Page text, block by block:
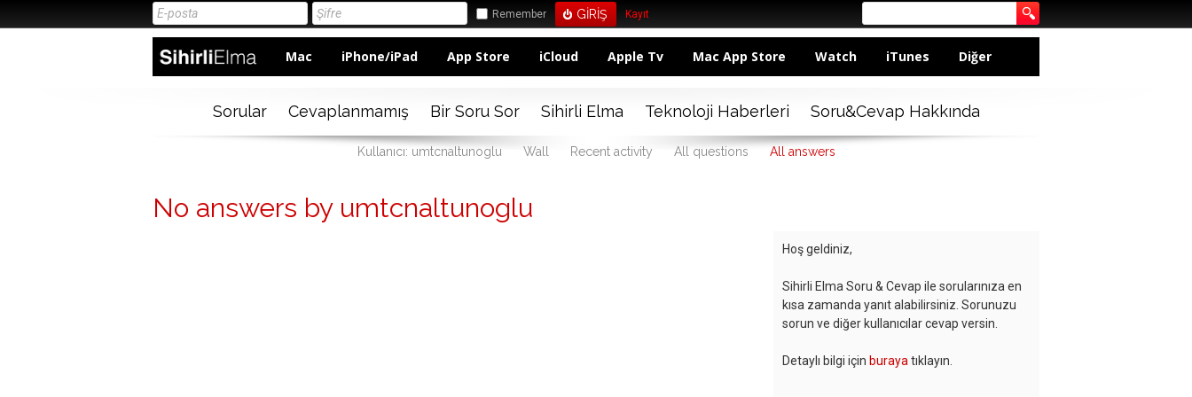
Remember Kayıt
Mac iPhone/iPad App Store iCloud Apple Tv Mac App Store Watch iTunes Diğer
Sorular Cevaplanmamış Bir Soru Sor Sihirli Elma Teknoloji Haberleri Soru&Cevap Hakkında
Kullanıcı: umtcnaltunoglu Wall Recent activity All questions All answers
No answers by umtcnaltunoglu
Hoş geldiniz,
Sihirli Elma Soru & Cevap ile sorularınıza en
kısa zamanda yanıt alabilirsiniz. Sorunuzu
sorun ve diğer kullanıcılar cevap versin.
Detaylı bilgi için buraya tıklayın.